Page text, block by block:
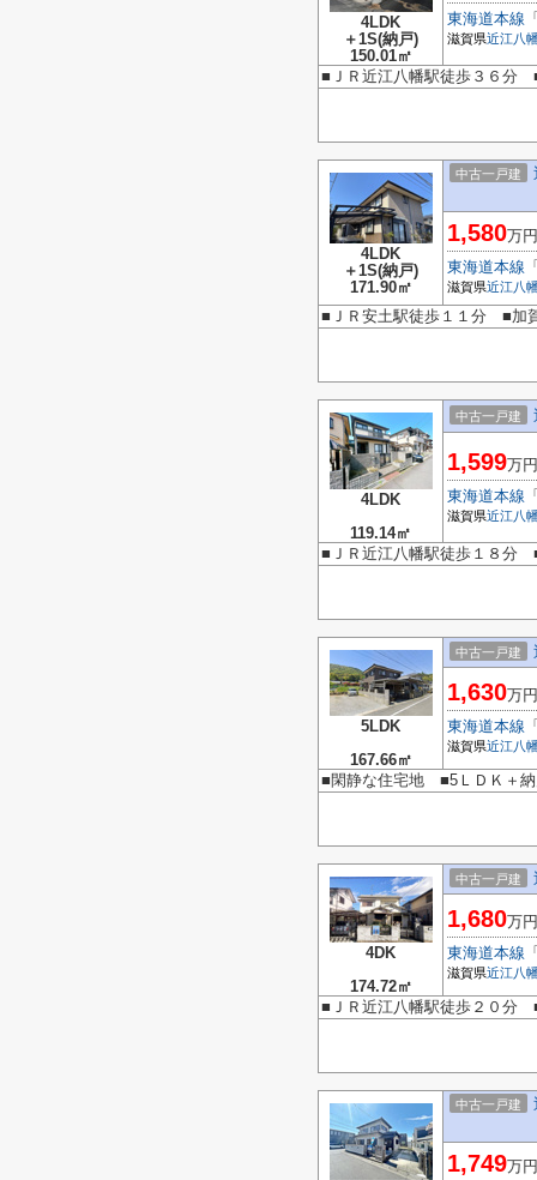
4LDK
＋1S(納戸)
150.01㎡
東海道本線
滋賀県近江八
■ＪＲ近江八幡駅徒歩３６
4LDK
＋1S(納戸)
171.90㎡
中古一戸建
1,580万円
東海道本線
滋賀県近江八
■ＪＲ安土駅徒歩１１分 ■加
4LDK
119.14㎡
中古一戸建
1,599万円
東海道本線
滋賀県近江八
■ＪＲ近江八幡駅徒歩１８分
5LDK
167.66㎡
中古一戸建
1,630万円
東海道本線
滋賀県近江八
■閑静な住宅地 ■5ＬＤＫ＋
4DK
174.72㎡
中古一戸建
1,680万円
東海道本線
滋賀県近江八
■ＪＲ近江八幡駅徒歩２０
中古一戸建
1,749万円